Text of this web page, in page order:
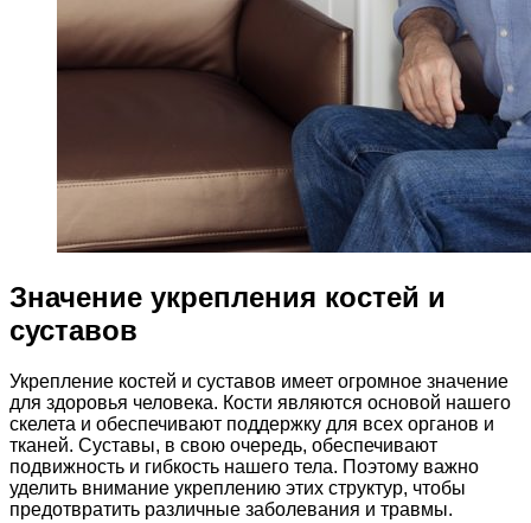
Значение укрепления костей и
суставов
Укрепление костей и суставов имеет огромное значение
для здоровья человека. Кости являются основой нашего
скелета и обеспечивают поддержку для всех органов и
тканей. Суставы, в свою очередь, обеспечивают
подвижность и гибкость нашего тела. Поэтому важно
уделить внимание укреплению этих структур, чтобы
предотвратить различные заболевания и травмы.